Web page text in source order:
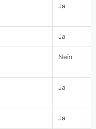
Ja
Ja
Nein
Ja
Ja